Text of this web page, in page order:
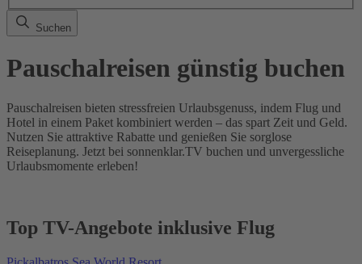
Suchen
Pauschalreisen günstig buchen
Pauschalreisen bieten stressfreien Urlaubsgenuss, indem Flug und
Hotel in einem Paket kombiniert werden – das spart Zeit und Geld.
Nutzen Sie attraktive Rabatte und genießen Sie sorglose
Reiseplanung. Jetzt bei sonnenklar.TV buchen und unvergessliche
Urlaubsmomente erleben!
Top TV-Angebote inklusive Flug